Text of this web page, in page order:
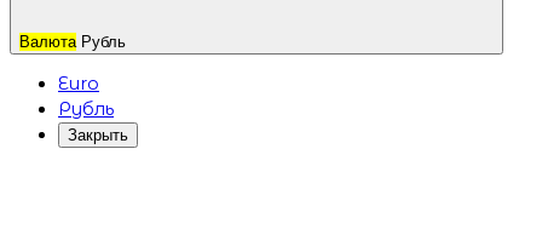
Валюта Рубль
Euro
Рубль
Закрыть